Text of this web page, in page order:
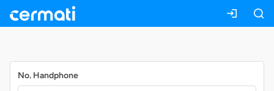
No. Handphone